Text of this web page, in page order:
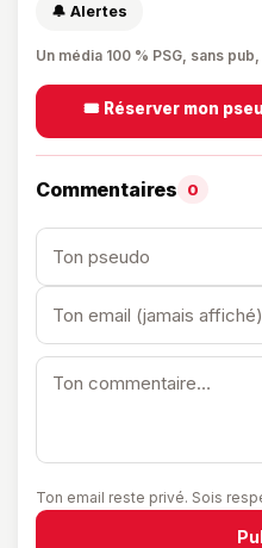
🔔 Alertes
Un média 100 % PSG, sans
🎟️ Réserver mon
Commentaires 0
Ton email reste privé. Sois